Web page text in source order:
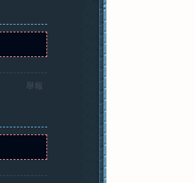
舉報